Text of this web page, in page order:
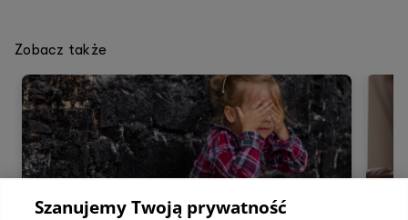
Zobacz także
Szanujemy Twoją prywatność